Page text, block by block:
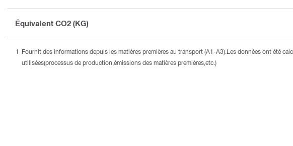
Équivalent CO2 (KG)
Fournit des informations depuis les matières premières au transport (A1-A3).Les données ont été
utilisées(processus de production,émissions des matières premières,etc.)